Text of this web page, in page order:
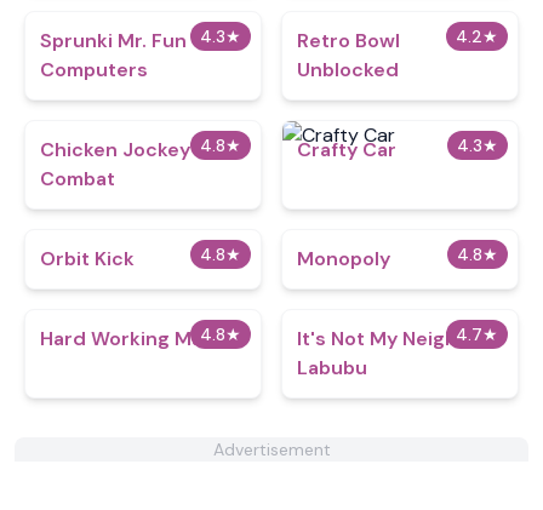
4.3★
Sprunki Mr. Fun
Computers
4.2★
Retro Bowl
Unblocked
4.8★
Chicken Jockey
Combat
4.3★
Crafty Car
4.8★
Orbit Kick 4.8★
Monopoly
4.8★
Hard Working Man 4.7★
It's Not My Neighbor:
Labubu
Advertisement